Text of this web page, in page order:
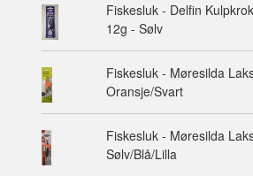
Fiskesluk - Delfin
12g - Sølv
Fiskesluk - Møresilda
Oransje/Svart
Fiskesluk - Møresilda
Sølv/Blå/Lilla